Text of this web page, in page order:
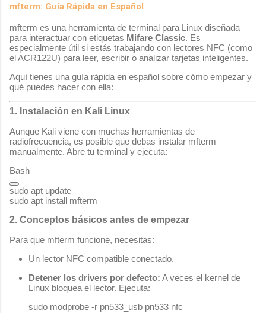
mfterm: Guía Rápida en Español
mfterm es una herramienta de terminal para Linux diseñada
para interactuar con etiquetas Mifare Classic. Es
especialmente útil si estás trabajando con lectores NFC (como
el ACR122U) para leer, escribir o analizar tarjetas inteligentes.
Aquí tienes una guía rápida en español sobre cómo empezar y
qué puedes hacer con ella:
1. Instalación en Kali Linux
Aunque Kali viene con muchas herramientas de
radiofrecuencia, es posible que debas instalar mfterm
manualmente. Abre tu terminal y ejecuta:
Bash
sudo apt update
2. Conceptos básicos antes de empezar
Para que mfterm funcione, necesitas:
Un lector NFC compatible conectado.
Detener los drivers por defecto: A veces el kernel de
Linux bloquea el lector. Ejecuta:
sudo modprobe -r pn533_usb pn533 nfc